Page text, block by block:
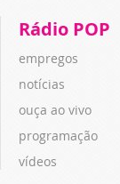
Rádio POP
empregos
notícias
ouça ao vivo
programação
vídeos